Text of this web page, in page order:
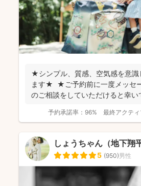
★シンプル、質感、空気感を意識
ます★ ★ご予約前に一度メッセ
のご相談をしていただけると幸
予約承諾率： 96% 最終アクティ
しょうちゃん（地下
5 (950)男性